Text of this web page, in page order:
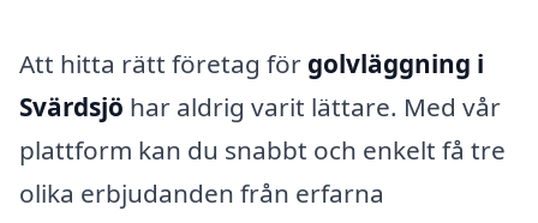
Att hitta rätt företag för golvläggning i
Svärdsjö har aldrig varit lättare. Med vår
plattform kan du snabbt och enkelt få tre
olika erbjudanden från erfarna